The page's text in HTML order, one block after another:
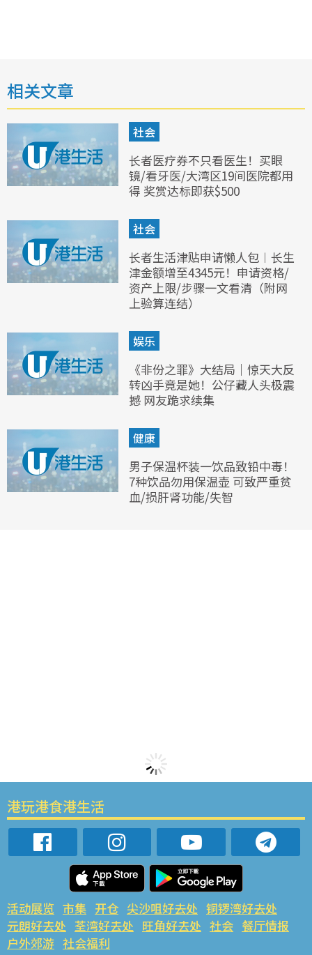
相关文章
社会
长者医疗券不只看医生！买眼
镜/看牙医/大湾区19间医院都用
得 奖赏达标即获$500
社会
长者生活津贴申请懒人包︱长生
津金额增至4345元！申请资格/
资产上限/步骤一文看清（附网
上验算连结）
娱乐
《非份之罪》大结局｜惊天大反
转凶手竟是她！公仔藏人头极震
撼 网友跪求续集
健康
男子保温杯装一饮品致铅中毒！
7种饮品勿用保温壶 可致严重贫
血/损肝肾功能/失智
港玩港食港生活
活动展览 市集 开仓 尖沙咀好去处 铜锣湾好去处
元朗好去处 荃湾好去处 旺角好去处 社会 餐厅情报
户外郊游 社会福利